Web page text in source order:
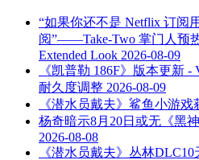
“如果你还不是 Netflix 订阅
阅”——Take-Two 掌门人预
Extended Look 2026-08-09
《凯普勒 186F》版本更新
耐久度调整 2026-08-09
《潜水员戴夫》鲨鱼小游戏
杨奇暗示8月20日或无《黑
2026-08-08
《潜水员戴夫》丛林